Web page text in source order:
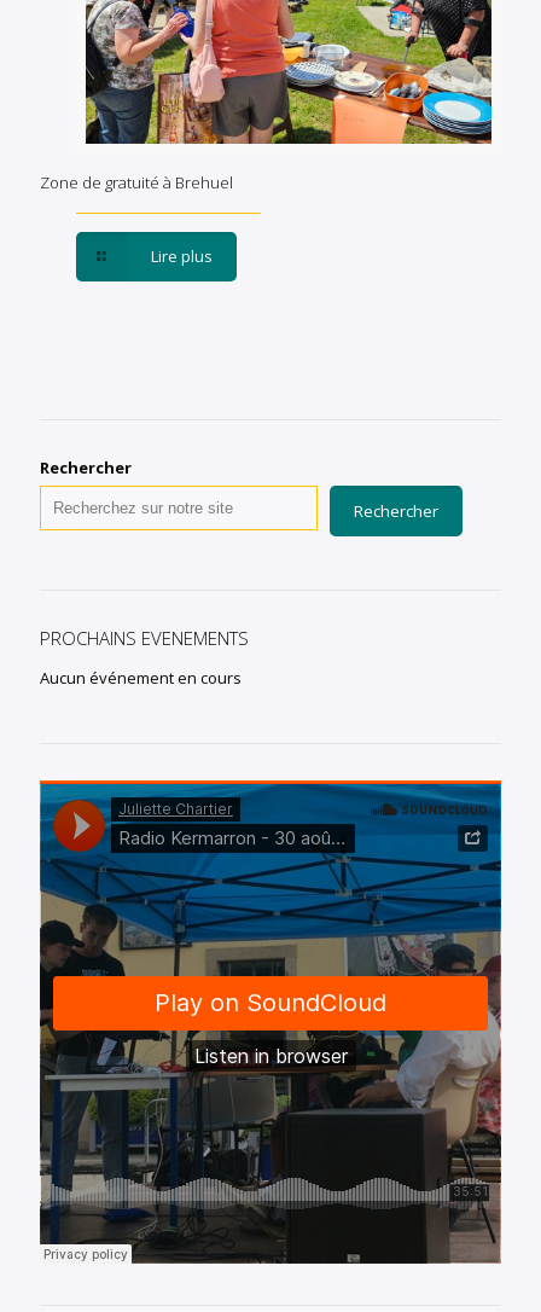
Zone de gratuité à Brehuel
Lire plus
Rechercher
Rechercher
PROCHAINS EVENEMENTS
Aucun événement en cours